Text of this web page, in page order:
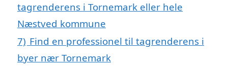
tagrenderens i Tornemark eller hele
Næstved kommune
7) Find en professionel til tagrenderens i
byer nær Tornemark